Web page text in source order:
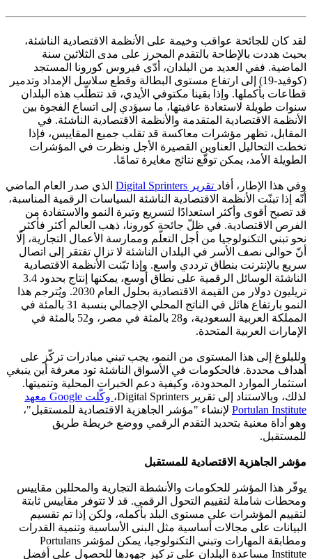
لقد كان للجائحة عواقب وخيمة على الأنظمة الاقتصادية الناشئة،
بحيث هددت بالإطاحة بالتقدم المحرز على مدى الثلاثين سنة
الماضية. ففي العديد من البلدان، أدّى فيروس كورونا المستجد
(كوفيد-19) إلى ارتفاع مستوى البطالة وقطع سلاسل الإمداد وتدمير
قطاعات بأكملها. وإذا بقينا مكتوفي الأيدي، قد تتطلّب هذه البلدان
سنوات طويلة لاستعادة عافيتها، ما سيؤدي إلى اتساع الفجوة بين
الأنظمة الاقتصادية المتقدمة والأنظمة الاقتصادية الناشئة. في
المقابل، تظهر مؤشرات معاكسة قد تقلب جميع المقاييس، فإذا
تخطت التحاليل العناوين القصيرة الأجل ونظرت في المؤشرات
الطويلة الأمد، يمكن توقّع نتائج مغايرة تمامًا.
وفي هذا الإطار، أفاد تقرير Digital Sprinters
الذي صدر العام الماضي
أنّه إذا تبنّت الأنظمة الاقتصادية الناشئة السياسات الرقمية المناسبة،
قد تصبح أقوى وأكثر استعدادًا لتسريع وتيرة النمو والاستفادة من
الفرص الاقتصادية. في ظلّ جائحة كورونا، ذهب العالم أكثر فأكثر
نحو تبني التكنولوجيا من أجل التعلّم وممارسة الأعمال التجارية، إلّا
أنّ حوالى نصف الأسر في البلدان الناشئة لا تزال تفتقر إلى اتصال
سريع بالإنترنت بنطاق ترددي واسع. وإذا تبّنت الأنظمة الاقتصادية
الناشئة الوسائل الرقمية على نطاق أوسع، يمكنها إنتاج بحدود 3.4
تريليون دولار من القيمة الاقتصادية بحلول العام 2030. ويُترجم هذا
النمو بارتفاع هائل في الناتج المحلي الإجمالي بنسبة 31 بالمئة في
المملكة العربية السعودية، و28 بالمئة في مصر، و52 بالمئة في
الإمارات العربية المتحدة.
وللبلوغ إلى هذا المستوى من النمو، يجب تبني مبادرات تركّز على
أهداف محددة. فالحكومات في الأسواق الناشئة تود معرفة أين ينبغي
استثمار الموارد المحدودة، وكيفية دعم الخبرات المحلية وتنميتها.
لذلك، وبالاستناد إلى تقرير Digital Sprinters،
وكّلت Google معهد
Portulan Institute لإنشاء "مؤشر الجاهزية الاقتصادية للمستقبل"،
وهو أداة معنية بتحديد التقدم الرقمي ووضع خريطة طريق
للمستقبل.
مؤشر الجاهزية الاقتصادية للمستقبل
يوفّر هذا المؤشر للحكومات والأنشطة التجارية والمحللين مقاييس
ومحطات شاملة لتقييم التحول الرقمي. قد لا تتوفر مقاييس ثابتة
لتقييم المؤشرات على مستوى البلد بأكمله، ولكن إذا تم تقسيم
البيانات على مجالات أساسية مثل البنى الأساسية وتنمية القدرات
ومطابقة المهارات وتبني التكنولوجيا، يمكن لمؤشر Portulans
Institute مساعدة البلدان على تركيز جهودها للحصول على أفضل